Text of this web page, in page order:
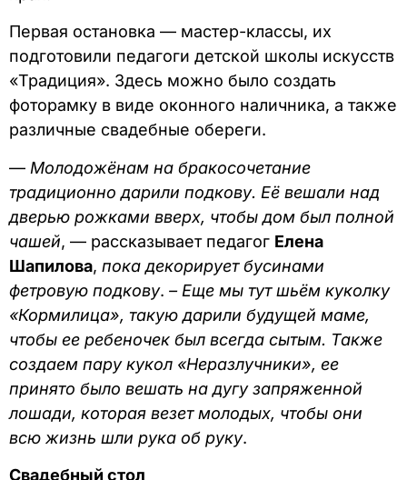
Первая остановка — мастер-классы, их
подготовили педагоги детской школы искусств
«Традиция». Здесь можно было создать
фоторамку в виде оконного наличника, а также
различные свадебные обереги.
— Молодожёнам на бракосочетание
традиционно дарили подкову. Её вешали над
дверью рожками вверх, чтобы дом был полной
чашей, — рассказывает педагог Елена
Шапилова, пока декорирует бусинами
фетровую подкову. – Еще мы тут шьём куколку
«Кормилица», такую дарили будущей маме,
чтобы ее ребеночек был всегда сытым. Также
создаем пару кукол «Неразлучники», ее
принято было вешать на дугу запряженной
лошади, которая везет молодых, чтобы они
всю жизнь шли рука об руку.
Свадебный стол